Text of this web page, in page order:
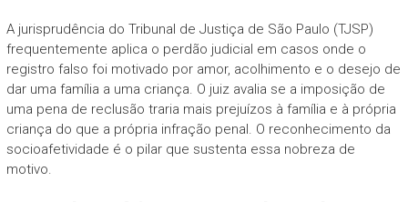
A jurisprudência do Tribunal de Justiça de São Paulo (TJSP)
frequentemente aplica o perdão judicial em casos onde o
registro falso foi motivado por amor, acolhimento e o desejo de
dar uma família a uma criança. O juiz avalia se a imposição de
uma pena de reclusão traria mais prejuízos à família e à própria
criança do que a própria infração penal. O reconhecimento da
socioafetividade é o pilar que sustenta essa nobreza de
motivo.